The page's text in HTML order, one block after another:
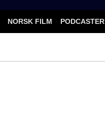
NORSK FILM PODCASTER